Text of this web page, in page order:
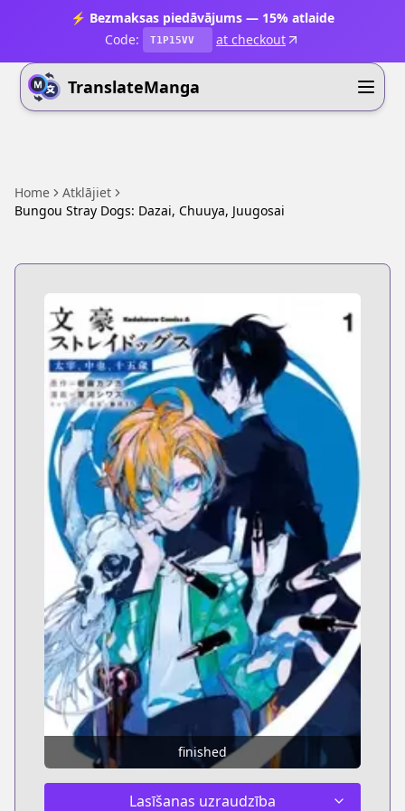
⚡ Bezmaksas piedāvājums — 15% atlaide
Code:
T1P15VV at checkout
TranslateManga
Home
Atklājiet
Bungou Stray Dogs: Dazai, Chuuya, Juugosai
finished
Lasīšanas uzraudzība